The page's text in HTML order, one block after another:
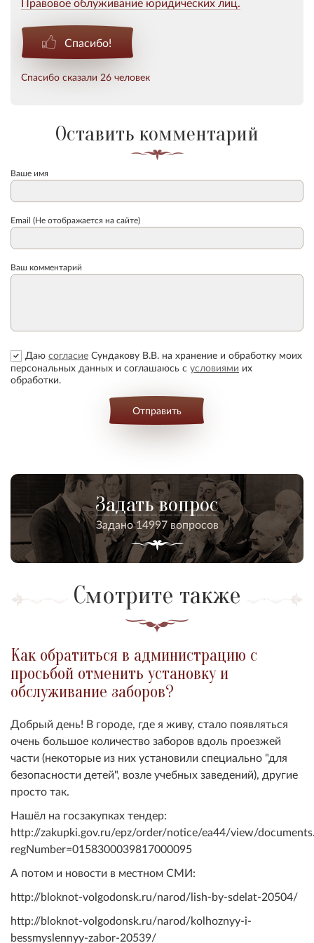
Спасибо!
Спасибо сказали 26 человек
Оставить комментарий
Ваше имя
Email (Не отображается на сайте)
Ваш комментарий
Даю согласие Сундакову В.В. на хранение и обработку моих
персональных данных и соглашаюсь с условиями их
обработки.
Отправить
Задать вопрос
Задано 14997 вопросов
Смотрите также
Как обратиться в администрацию с
просьбой отменить установку и
обслуживание заборов?
Добрый день! В городе, где я живу, стало появляться
очень большое количество заборов вдоль проезжей
части (некоторые из них установили специально "для
безопасности детей", возле учебных заведений), другие
просто так.
Нашёл на госзакупках тендер:
http://zakupki.gov.ru/epz/order/notice/ea44/view/
regNumber=0158300039817000095
А потом и новости в местном СМИ:
http://bloknot-volgodonsk.ru/narod/lish-by-sdelat-20504/
http://bloknot-volgodonsk.ru/narod/kolhoznyy-i-
bessmyslennyy-zabor-20539/